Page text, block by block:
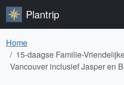
Plantrip
Home
15-daagse Familie-
Vancouver inclusief Jasper en